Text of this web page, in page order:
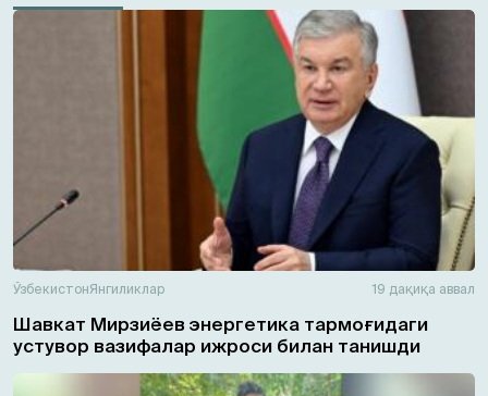
ЎзбекистонЯнгиликлар 19 дақиқа аввал
Шавкат Мирзиёев энергетика тармоғидаги
устувор вазифалар ижроси билан танишди